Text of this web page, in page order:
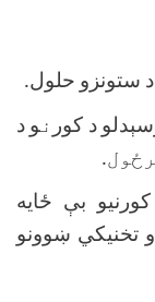
ستونزو حلول.
د كور نو د
كورنيو بې ځايه
تخنيكي ښوونو